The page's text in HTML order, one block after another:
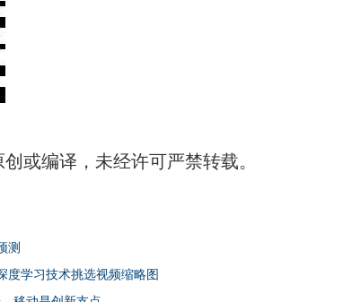
或编译，未经许可严禁转载。
测
度学习技术挑选视频缩略图